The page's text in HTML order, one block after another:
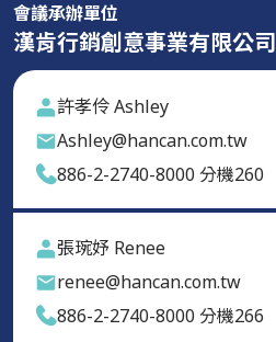
會議承辦單位
漢肯行銷創意事業有限公司
許孝伶 Ashley
Ashley@hancan.com.tw
886-2-2740-8000 分機260
張琬妤 Renee
renee@hancan.com.tw
886-2-2740-8000 分機266